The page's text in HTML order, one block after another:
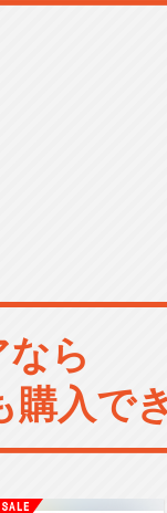
ら
購入で